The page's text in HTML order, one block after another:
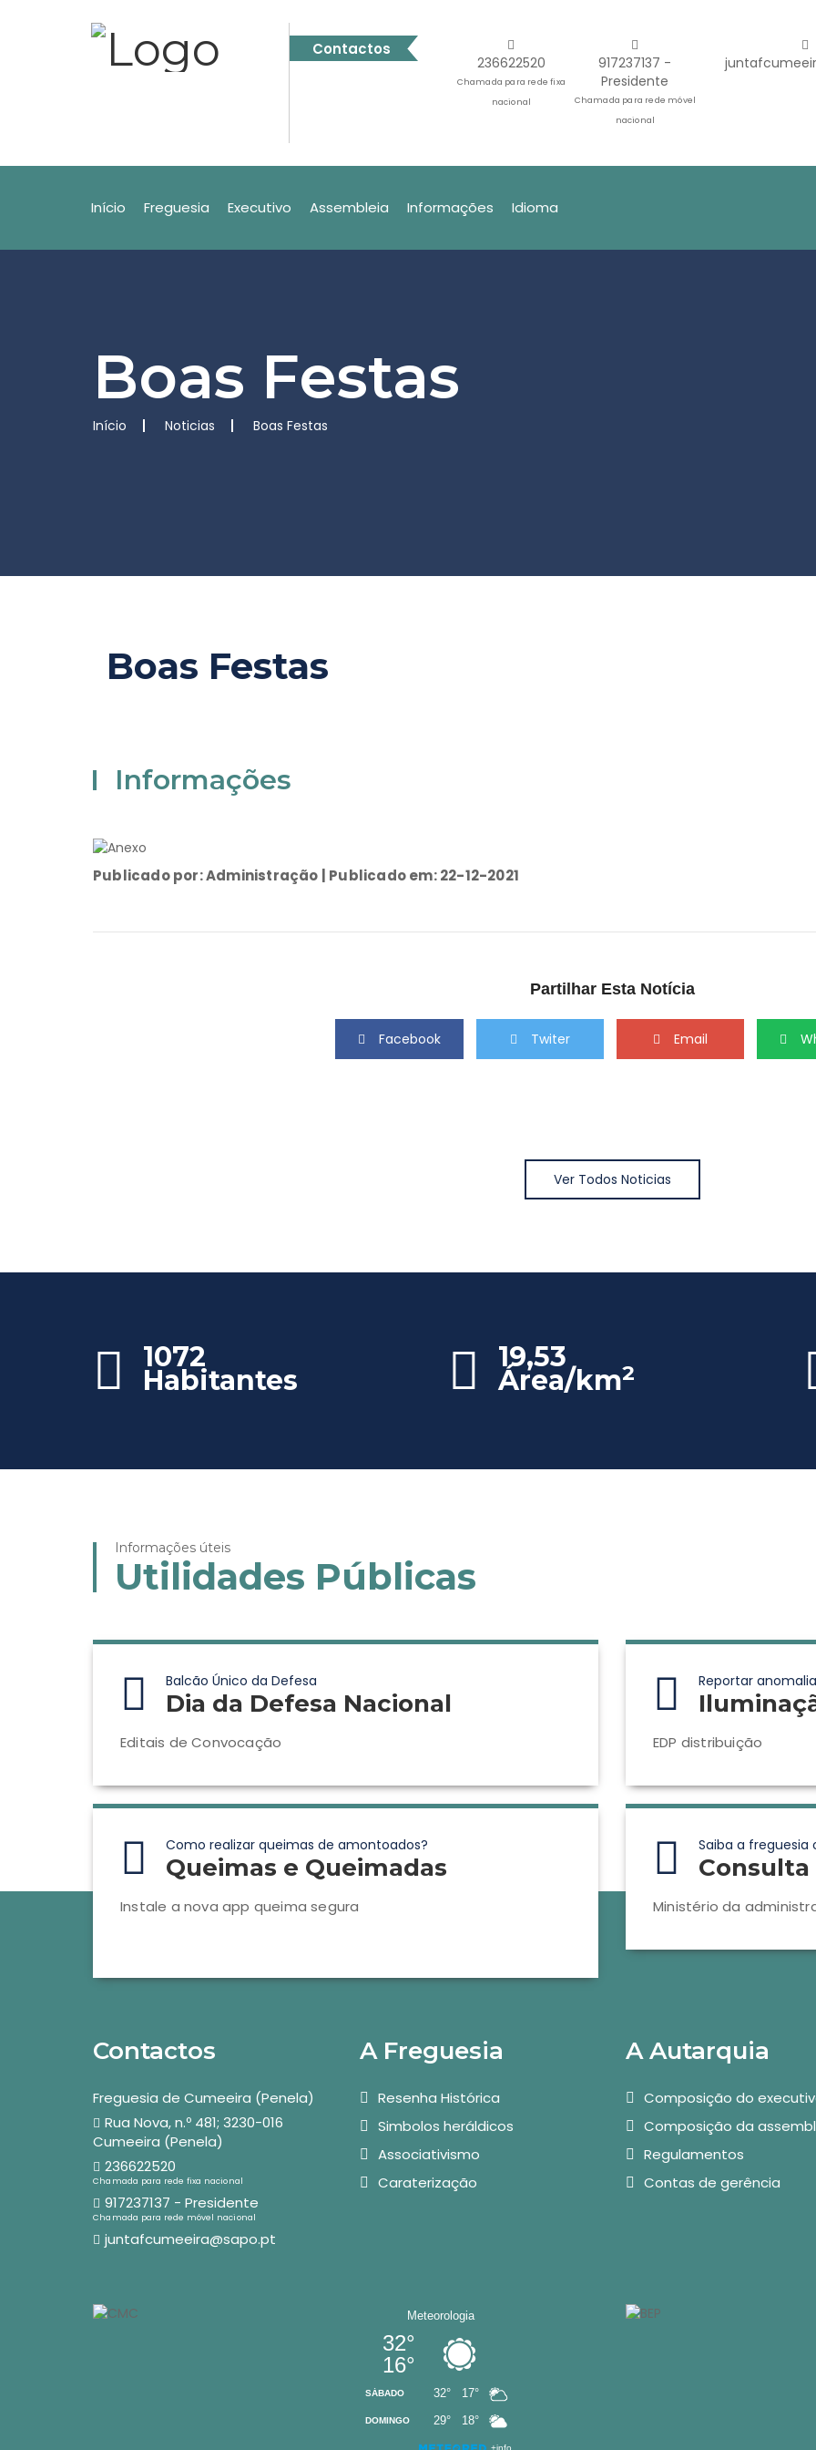
Contactos
236622520
Chamada para rede fixa
nacional
917237137 -
Presidente
Chamada para rede móvel
nacional
Início Freguesia Executivo Assembleia Informações Idioma
Boas Festas
Início Noticias Boas Festas
Boas Festas
Informações
Publicado por: Administração | Publicado em: 22-12-2021
Partilhar Esta Notícia
Facebook Twiter Email
Ver Todos Noticias
1072
Habitantes
19,53
Área/km2
Informações úteis
Utilidades Públicas
Balcão Único da Defesa
Dia da Defesa Nacional
Editais de Convocação
Reportar
EDP distribuição
Como realizar queimas de amontoados?
Queimas e Queimadas
Instale a nova app queima segura
Saiba a
Ministério da
Contactos
Freguesia de Cumeeira (Penela)
Rua Nova, n.º 481; 3230-016
Cumeeira (Penela)
236622520
Chamada para rede fixa nacional
917237137 - Presidente
Chamada para rede móvel nacional
juntafcumeeira@sapo.pt
A Freguesia
Resenha Histórica
Simbolos heráldicos
Associativismo
Caraterização
A Autarquia
Composição do
Composição da
Regulamentos
Contas de gerência